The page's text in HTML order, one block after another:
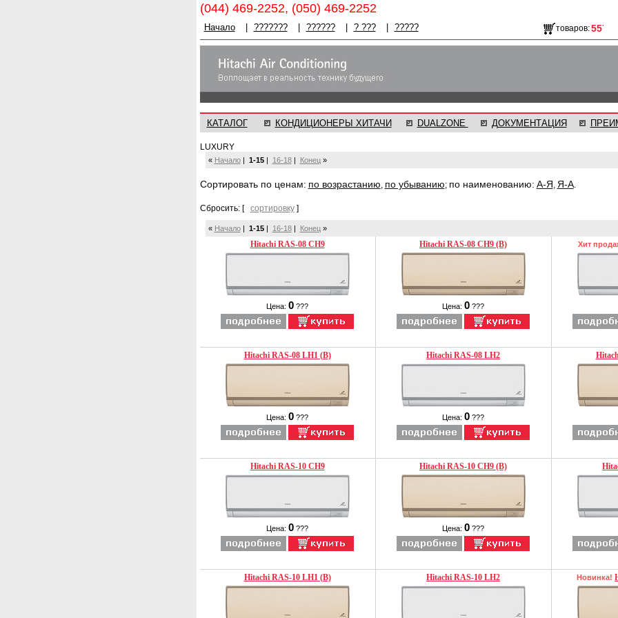
(044) 469-2252, (050) 469-2252
Начало ??????? ?????? ? ??? ????? товаров:
КАТАЛОГ КОНДИЦИОНЕРЫ ХИТАЧИ DUALZONE ДОКУМЕНТАЦИЯ
LUXURY
« Начало| 1-15| 16-18| Конец»
Cортировать по ценам: по возрастанию, по убыванию; по наименованию: А-Я, Я-А.
Сбросить: [ сортировку]
« Начало| 1-15| 16-18| Конец»
Hitachi RAS-08 CH9
Цена: 0 ???
Hitachi RAS-08 CH9 (B)
Цена: 0 ???
Хит
Hitachi RAS-08 LH1 (B)
Цена: 0 ???
Hitachi RAS-08 LH2
Цена: 0 ???
Hitachi RAS-10 CH9
Цена: 0 ???
Hitachi RAS-10 CH9 (B)
Цена: 0 ???
Hitachi RAS-10 LH1 (B) Hitachi RAS-10 LH2 Новинка!